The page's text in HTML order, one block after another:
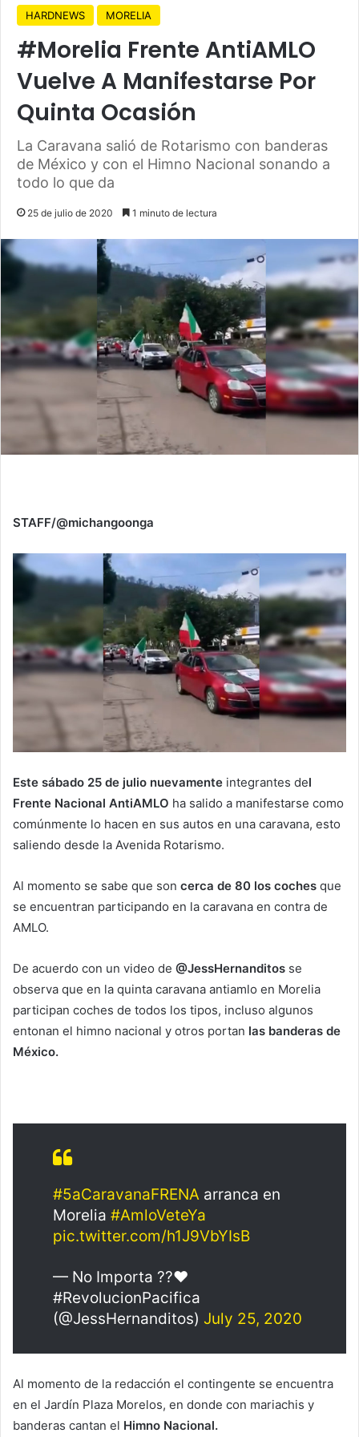
HARDNEWS MORELIA
#Morelia Frente AntiAMLO
Vuelve A Manifestarse Por
Quinta Ocasión
La Caravana salió de Rotarismo con banderas
de México y con el Himno Nacional sonando a
todo lo que da
25 de julio de 2020 1 minuto de lectura
STAFF/@michangoonga
Este sábado 25 de julio nuevamente integrantes del
Frente Nacional AntiAMLO ha salido a manifestarse como
comúnmente lo hacen en sus autos en una caravana, esto
saliendo desde la Avenida Rotarismo.
Al momento se sabe que son cerca de 80 los coches que
se encuentran participando en la caravana en contra de
AMLO.
De acuerdo con un video de @JessHernanditos se
observa que en la quinta caravana antiamlo en Morelia
participan coches de todos los tipos, incluso algunos
entonan el himno nacional y otros portan las banderas de
México.
#5aCaravanaFRENA arranca en
Morelia #AmloVeteYa
pic.twitter.com/h1J9VbYIsB
— No Importa ??❤️
#RevolucionPacifica
(@JessHernanditos) July 25, 2020
Al momento de la redacción el contingente se encuentra
en el Jardín Plaza Morelos, en donde con mariachis y
banderas cantan el Himno Nacional.